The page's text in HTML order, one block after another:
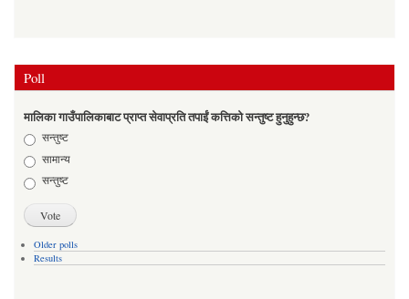
Poll
मालिका गाउँपालिकाबाट प्राप्त सेवाप्रति तपाईं कत्तिको सन्तुष्ट हुनुहुन्छ?
Choices
सन्तुष्ट
सामान्य
सन्तुष्ट
Older polls
Results